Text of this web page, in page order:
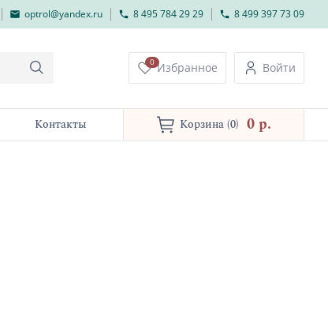
optrol@yandex.ru 8 495 784 29 29 8 499 397 73 09
0 Избранное Войти
Контакты Корзина (0) 0 p.